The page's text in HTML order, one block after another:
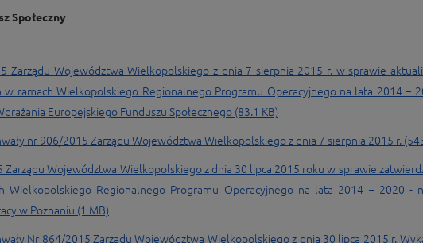
Społeczny
Zarządu Województwa Wielkopolskiego z dnia 7 sierpnia 2015 r. w sprawie
ramach Wielkopolskiego Regionalnego Programu Operacyjnego na lata 2014 –
Europejskiego Funduszu Społecznego (83.1 KB)
nr 906/2015 Zarządu Województwa Wielkopolskiego z dnia 7 sierpnia 2015 r.
Zarządu Województwa Wielkopolskiego z dnia 30 lipca 2015 roku w sprawie
Wielkopolskiego Regionalnego Programu Operacyjnego na lata 2014 – 2020 -
w Poznaniu (1 MB)
Nr 864/2015 Zarządu Województwa Wielkopolskiego z dnia 30 lipca 2015 r.